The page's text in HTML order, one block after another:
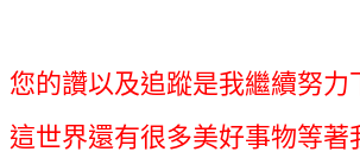
您的讚以及追蹤是我繼續努力
這世界還有很多美好事物等著